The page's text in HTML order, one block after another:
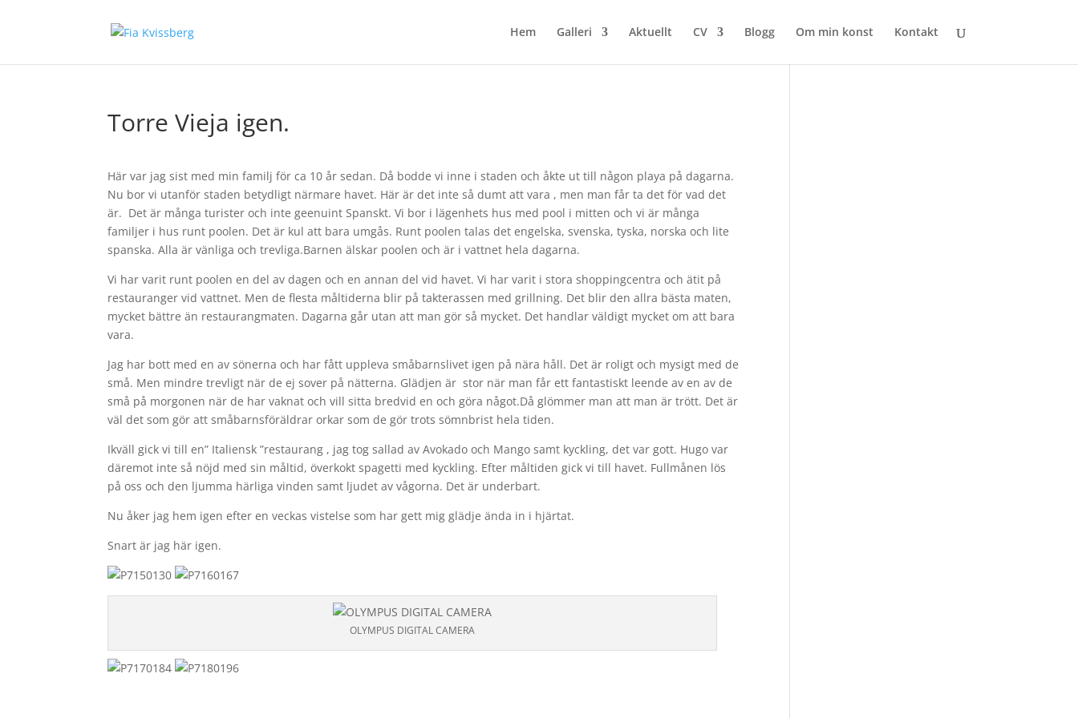
Hem Galleri Aktuellt CV Blogg Om min konst Kontakt
Torre Vieja igen.
Här var jag sist med min familj för ca 10 år sedan. Då bodde vi inne i staden och åkte ut till någon playa på dagarna.
Nu bor vi utanför staden betydligt närmare havet. Här är det inte så dumt att vara , men man får ta det för vad det
är. Det är många turister och inte geenuint Spanskt. Vi bor i lägenhets hus med pool i mitten och vi är många
familjer i hus runt poolen. Det är kul att bara umgås. Runt poolen talas det engelska, svenska, tyska, norska och lite
spanska. Alla är vänliga och trevliga.Barnen älskar poolen och är i vattnet hela dagarna.
Vi har varit runt poolen en del av dagen och en annan del vid havet. Vi har varit i stora shoppingcentra och ätit på
restauranger vid vattnet. Men de flesta måltiderna blir på takterassen med grillning. Det blir den allra bästa maten,
mycket bättre än restaurangmaten. Dagarna går utan att man gör så mycket. Det handlar väldigt mycket om att bara
vara.
Jag har bott med en av sönerna och har fått uppleva småbarnslivet igen på nära håll. Det är roligt och mysigt med de
små. Men mindre trevligt när de ej sover på nätterna. Glädjen är stor när man får ett fantastiskt leende av en av de
små på morgonen när de har vaknat och vill sitta bredvid en och göra något.Då glömmer man att man är trött. Det är
väl det som gör att småbarnsföräldrar orkar som de gör trots sömnbrist hela tiden.
Ikväll gick vi till en” Italiensk ”restaurang , jag tog sallad av Avokado och Mango samt kyckling, det var gott. Hugo var
däremot inte så nöjd med sin måltid, överkokt spagetti med kyckling. Efter måltiden gick vi till havet. Fullmånen lös
på oss och den ljumma härliga vinden samt ljudet av vågorna. Det är underbart.
Nu åker jag hem igen efter en veckas vistelse som har gett mig glädje ända in i hjärtat.
Snart är jag här igen.
OLYMPUS DIGITAL CAMERA